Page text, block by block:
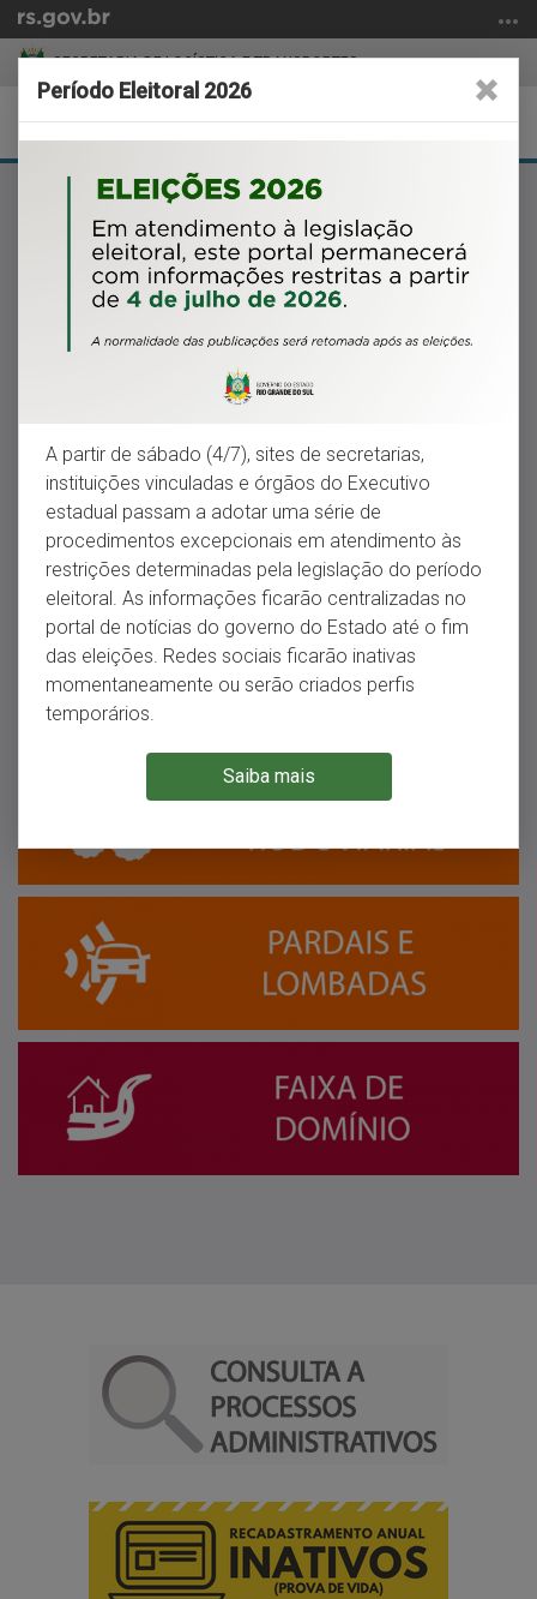
para
conteúdo
para
SECRETARIA DE LOGÍSTICA E TRANSPORTES
Abrir
Período Eleitoral 2026
A partir de sábado (4/7), sites de secretarias,
instituições vinculadas e órgãos do Executivo
estadual passam a adotar uma série de
procedimentos excepcionais em atendimento às
restrições determinadas pela legislação do período
eleitoral. As informações ficarão centralizadas no
portal de notícias do governo do Estado até o fim
das eleições. Redes sociais ficarão inativas
momentaneamente ou serão criados perfis
temporários.
Saiba mais
SERVIÇOS